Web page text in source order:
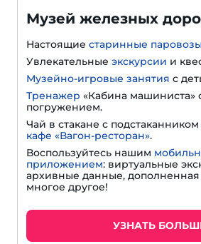
Музей железных
Настоящие старинные паровозы
Увлекательные экскурсии и
Музейно-игровые занятия с
Тренажер «Кабина машиниста»
погружением.
Чай в стакане с
кафе «Вагон-ресторан».
Воспользуйтесь нашим
приложением: виртуальные
архивные данные, дополненная
многое другое!
УЗНАТЬ